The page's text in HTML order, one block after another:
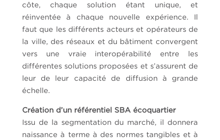
côte, chaque solution étant unique, et
réinventée à chaque nouvelle expérience. Il
faut que les différents acteurs et opérateurs de
la ville, des réseaux et du bâtiment convergent
vers une vraie interopérabilité entre les
différentes solutions proposées et s’assurent de
leur de leur capacité de diffusion à grande
échelle.
Création d’un référentiel SBA écoquartier
Issu de la segmentation du marché, il donnera
naissance à terme à des normes tangibles et à